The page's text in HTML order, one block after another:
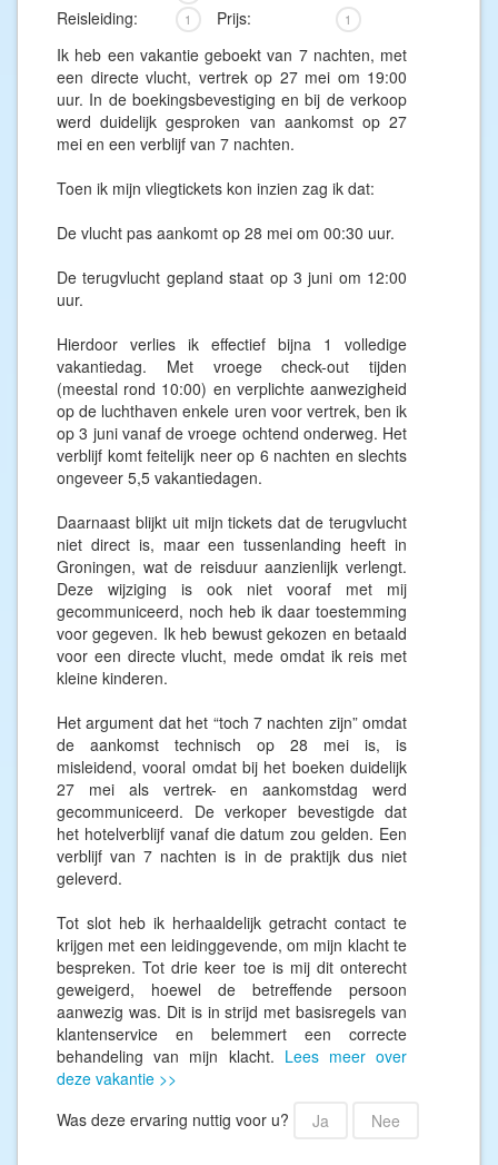
Reisleiding: 1 Prijs: 1
Ik heb een vakantie geboekt van 7 nachten, met
een directe vlucht, vertrek op 27 mei om 19:00
uur. In de boekingsbevestiging en bij de verkoop
werd duidelijk gesproken van aankomst op 27
mei en een verblijf van 7 nachten.
Toen ik mijn vliegtickets kon inzien zag ik dat:
De vlucht pas aankomt op 28 mei om 00:30 uur.
De terugvlucht gepland staat op 3 juni om 12:00
uur.
Hierdoor verlies ik effectief bijna 1 volledige
vakantiedag. Met vroege check-out tijden
(meestal rond 10:00) en verplichte aanwezigheid
op de luchthaven enkele uren voor vertrek, ben ik
op 3 juni vanaf de vroege ochtend onderweg. Het
verblijf komt feitelijk neer op 6 nachten en slechts
ongeveer 5,5 vakantiedagen.
Daarnaast blijkt uit mijn tickets dat de terugvlucht
niet direct is, maar een tussenlanding heeft in
Groningen, wat de reisduur aanzienlijk verlengt.
Deze wijziging is ook niet vooraf met mij
gecommuniceerd, noch heb ik daar toestemming
voor gegeven. Ik heb bewust gekozen en betaald
voor een directe vlucht, mede omdat ik reis met
kleine kinderen.
Het argument dat het “toch 7 nachten zijn” omdat
de aankomst technisch op 28 mei is, is
misleidend, vooral omdat bij het boeken duidelijk
27 mei als vertrek- en aankomstdag werd
gecommuniceerd. De verkoper bevestigde dat
het hotelverblijf vanaf die datum zou gelden. Een
verblijf van 7 nachten is in de praktijk dus niet
geleverd.
Tot slot heb ik herhaaldelijk getracht contact te
krijgen met een leidinggevende, om mijn klacht te
bespreken. Tot drie keer toe is mij dit onterecht
geweigerd, hoewel de betreffende persoon
aanwezig was. Dit is in strijd met basisregels van
klantenservice en belemmert een correcte
behandeling van mijn klacht. Lees meer over
deze vakantie >>
Was deze ervaring nuttig voor u?
Ja Nee